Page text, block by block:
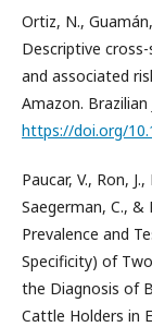
Ortiz, N.,
Descriptive
and associated
Amazon.
https://doi.org/
Paucar, V., Ron,
Saegerman, C.,
Prevalence and
Specificity) of
the Diagnosis of
Cattle Holders in